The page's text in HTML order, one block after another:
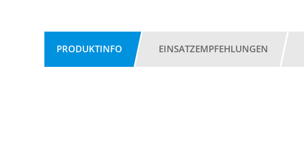
PRODUKTINFO EINSATZEMPFEHLUNGEN